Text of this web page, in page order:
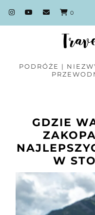
0
PODRÓŻE |
GDZIE
W